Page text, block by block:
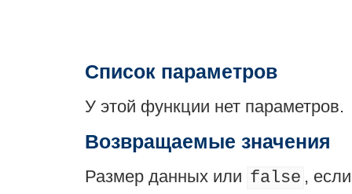
Список параметров
У этой функции нет параметров.
Возвращаемые значения
Размер данных или false ,